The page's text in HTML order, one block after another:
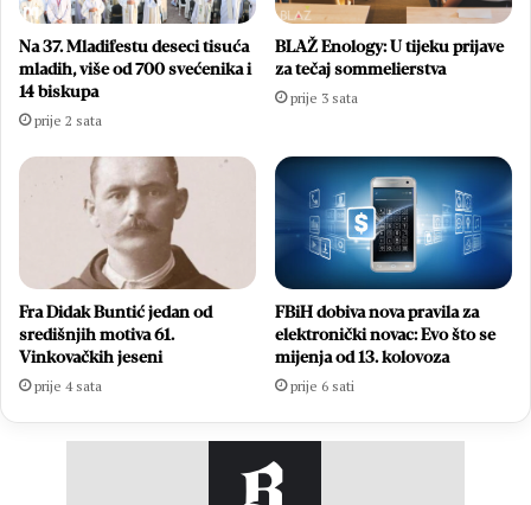
Na 37. Mladifestu deseci tisuća
mladih, više od 700 svećenika i
14 biskupa
prije 2 sata
BLAŽ Enology: U tijeku prijave
za tečaj sommelierstva
prije 3 sata
Fra Didak Buntić jedan od
središnjih motiva 61.
Vinkovačkih jeseni
prije 4 sata
FBiH dobiva nova pravila za
elektronički novac: Evo što se
mijenja od 13. kolovoza
prije 6 sati